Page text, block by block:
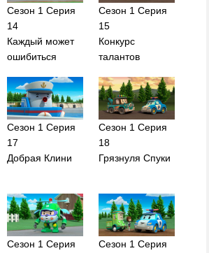
Сезон 1 Серия
14
Каждый может
ошибиться
Сезон 1 Серия
15
Конкурс
талантов
Сезон 1 Серия
17
Добрая Клини
Сезон 1 Серия
18
Грязнуля Спуки
Сезон 1 Серия
Сезон 1 Серия